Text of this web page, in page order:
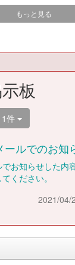
もっと見る
板
1件
ールでのお知
お知らせした内
ください。
2021/04/